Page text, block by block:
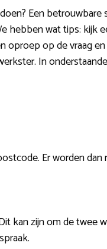
Een
hebben wat tips: kijk
oproep op de vraag
In
Er worden
kan zijn om de twee